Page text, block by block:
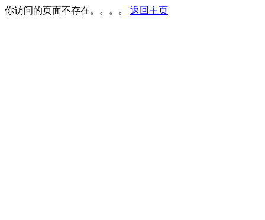
你访问的页面不存在。。。。 返回主页